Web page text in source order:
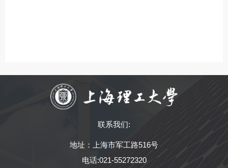
联系我们:
地址：上海市军工路516号
电话:021-55272320